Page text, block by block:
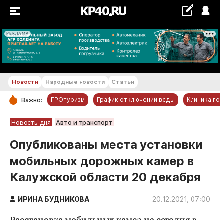
РЕКЛАМА
+16...+17 °С
РУБРИКИ
Обнинск
Статьи
Народные новости
Авто и транспорт
Новости Народные новости Статьи
Важно: ПРОтуризм График отключений воды Клиника
Новость дня Авто и транспорт
Опубликованы места установки
мобильных дорожных камер в
Калужской области 20 декабря
ИРИНА БУДНИКОВА 20.12.2021, 07:00